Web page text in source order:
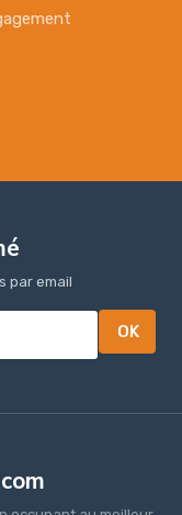
par email
OK